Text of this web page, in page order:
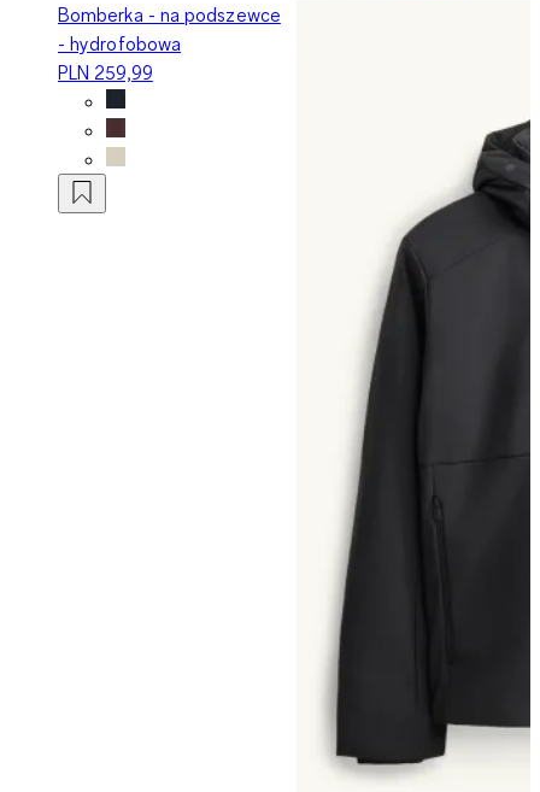
Bomberka - na podszewce
- hydrofobowa
PLN 259,99